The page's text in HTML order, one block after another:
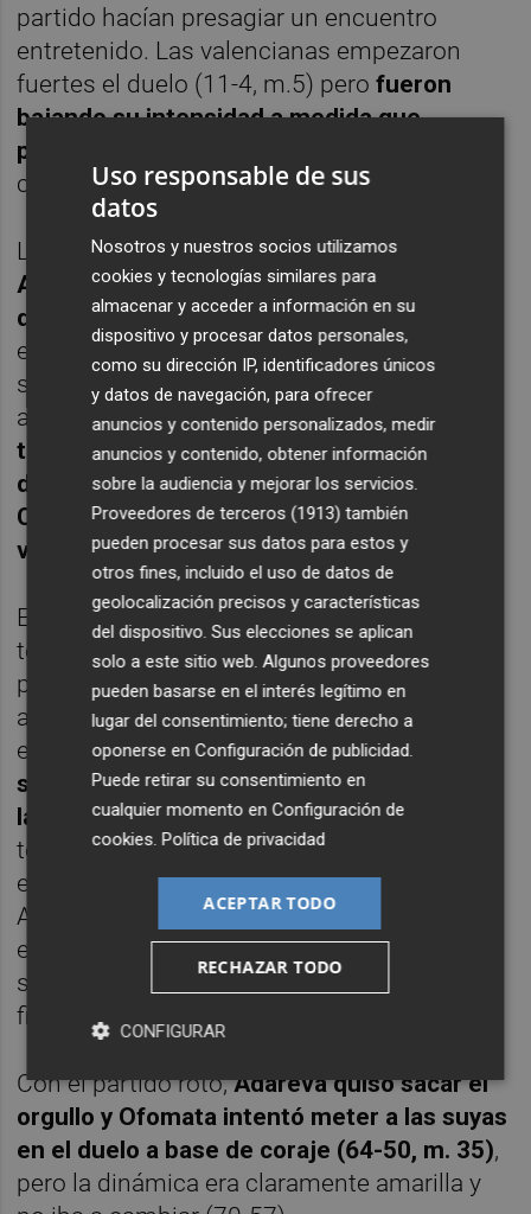
partido hacían presagiar un encuentro
entretenido. Las valencianas empezaron
fuertes el duelo (11-4, m.5) perofueron
bajando su intensidad a medida que
pasaban los minutos
cuarto).
La aportación interior deAdijat
Adamsayudó a superar el momento de
dudasque Adareva infringió en las amarillas
entre el final del primer y el inicio del
segundo cuarto, con puntos en la zona que
abrieron el melón de la defensa canaria.
triple de Maribel Barzola remató un parcial
de 9-0 que permitió a Picken La Cuina
Claret marcharse con seis puntos de
ventaja al descanso (31-25).
El equipo amarillo saltó a la cancha en el
tercer cuarto decidido a resolver el partido
por la vía rápida. Intensidad y acierto para
asentar los cimientos de una nueva victoria
en casa.Bea Royo fue la estilete de las
suyas con dos triples que desencadenaron
la tormenta amarilla (41-29, m.25). Una
tormenta perfecta, milimétricamente
ejecutada para romper los esquemas de un
Adareva sobrepasado. Como hacer lo justo
en forma y tiempo para que nada vuelva a
ser igual y todo juegue a tu favor (56 -38,
final del tercer cuarto).
Con el partido roto,Adareva quiso sacar el
orgullo y Ofomata intentó meter a las suyas
en el duelo a base de coraje (64-50, m. 35),
pero la dinámica era claramente amarilla y
Uso responsable de sus
datos
Nosotros y nuestros socios utilizamos
cookies y tecnologías similares para
almacenar y acceder a información en su
dispositivo y procesar datos personales,
como su dirección IP, identificadores únicos
y datos de navegación, para ofrecer
anuncios y contenido personalizados, medir
anuncios y contenido, obtener información
sobre la audiencia y mejorar los servicios.
Proveedores de terceros (1913) también
pueden procesar sus datos para estos y
otros fines, incluido el uso de datos de
geolocalización precisos y características
del dispositivo. Sus elecciones se aplican
solo a este sitio web. Algunos proveedores
pueden basarse en el interés legítimo en
lugar del consentimiento; tiene derecho a
oponerse enConfiguración de publicidad
Puede retirar su consentimiento en
cualquier momento enConfiguración de
cookies .Política de privacidad
ACEPTAR TODO
RECHAZAR TODO
CONFIGURAR